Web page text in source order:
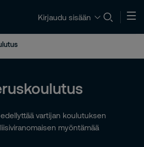
Kirjaudu sisään
vartijan koulutuksen
myöntämää